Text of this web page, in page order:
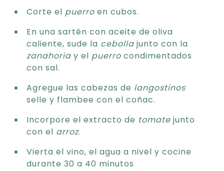
Corte el puerro en cubos.
En una sartén con aceite de oliva
caliente, sude la cebolla junto con la
zanahoria y el puerro condimentados
con sal.
Agregue las cabezas de langostinos
selle y flambee con el coñac.
Incorpore el extracto de tomate junto
con el arroz.
Vierta el vino, el agua a nivel y cocine
durante 30 a 40 minutos